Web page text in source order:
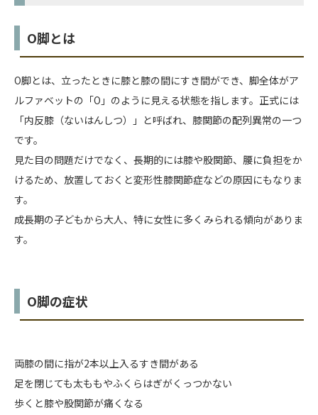
O脚とは
O脚とは、立ったときに膝と膝の間にすき間ができ、脚全体がア
ルファベットの「O」のように見える状態を指します。正式には
「内反膝（ないはんしつ）」と呼ばれ、膝関節の配列異常の一つ
です。
見た目の問題だけでなく、長期的には膝や股関節、腰に負担をか
けるため、放置しておくと変形性膝関節症などの原因にもなりま
す。
成長期の子どもから大人、特に女性に多くみられる傾向がありま
す。
O脚の症状
両膝の間に指が2本以上入るすき間がある
足を閉じても太ももやふくらはぎがくっつかない
歩くと膝や股関節が痛くなる